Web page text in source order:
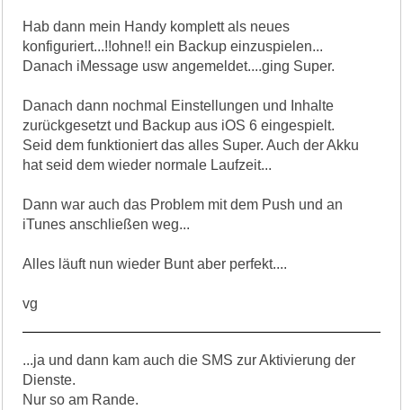
Hab dann mein Handy komplett als neues
konfiguriert...!!ohne!! ein Backup einzuspielen...
Danach iMessage usw angemeldet....ging Super.
Danach dann nochmal Einstellungen und Inhalte
zurückgesetzt und Backup aus iOS 6 eingespielt.
Seid dem funktioniert das alles Super. Auch der Akku
hat seid dem wieder normale Laufzeit...
Dann war auch das Problem mit dem Push und an
iTunes anschließen weg...
Alles läuft nun wieder Bunt aber perfekt....
vg
...ja und dann kam auch die SMS zur Aktivierung der
Dienste.
Nur so am Rande.